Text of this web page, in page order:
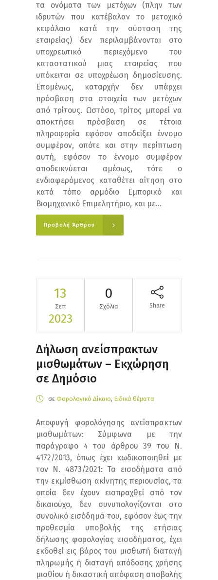
τα ονόματα των μετόχων (πλην των
ιδρυτών που κατέβαλαν το μετοχικό
κεφάλαιο κατά την σύσταση της
εταιρείας) δεν περιλαμβάνονται στο
υποχρεωτικό περιεχόμενο του
καταστατικού μιας εταιρείας που
υπόκειται σε υποχρέωση δημοσίευσης.
Επομένως, καταρχήν δεν υπάρχει
πρόσβαση στα στοιχεία των μετόχων
από τρίτους. Ωστόσο, τρίτος μπορεί να
αποκτήσει πρόσβαση σε τέτοια
πληροφορία εφόσον αποδείξει έννομο
συμφέρον, οπότε και στην περίπτωση
αυτή, εφόσον το έννομο συμφέρον
αποδεικνύεται αμέσως, τότε ο
ενδιαφερόμενος καταθέτει αίτηση στο
κατά τόπο αρμόδιο Εμπορικό και
Βιομηχανικό Επιμελητήριο, και με...
Προβολή Άρθρου
13
Σεπ
2023
0
Σχόλια Share
Δήλωση ανείσπρακτων
μισθωμάτων – Εκχώρηση
σε Δημόσιο
σε Φορολογικό Δίκαιο, Ειδικά θέματα
Αποφυγή φορολόγησης ανείσπρακτων
μισθωμάτων: Σύμφωνα με την
παράγραφο 4 του άρθρου 39 του Ν.
4172/2013, όπως έχει κωδικοποιηθεί με
τον Ν. 4873/2021: Τα εισοδήματα από
την εκμίσθωση ακίνητης περιουσίας, τα
οποία δεν έχουν εισπραχθεί από τον
δικαιούχο, δεν συνυπολογίζονται στο
συνολικό εισόδημά του, εφόσον έως την
προθεσμία υποβολής της ετήσιας
δήλωσης φορολογίας εισοδήματος, έχει
εκδοθεί εις βάρος του μισθωτή διαταγή
πληρωμής ή διαταγή απόδοσης χρήσης
μισθίου ή δικαστική απόφαση αποβολής